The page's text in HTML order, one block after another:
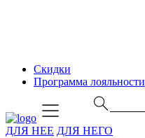
Скидки
Программа лояльности
ДЛЯ НЕЕ ДЛЯ НЕГО